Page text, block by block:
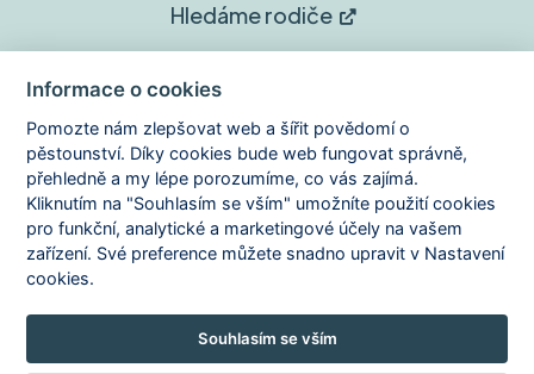
Hledáme rodiče
Sledujte nás
Facebook Instagram
YouTube
Copyright © 2026 Domov je dar
Zásady ochrany osobních údajů
Informace o cookies
Pomozte nám zlepšovat web a šířit povědomí o
pěstounství. Díky cookies bude web fungovat správně,
přehledně a my lépe porozumíme, co vás zajímá.
Kliknutím na "Souhlasím se vším" umožníte použití cookies
pro funkční, analytické a marketingové účely na vašem
zařízení. Své preference můžete snadno upravit v Nastavení
cookies.
Souhlasím se vším